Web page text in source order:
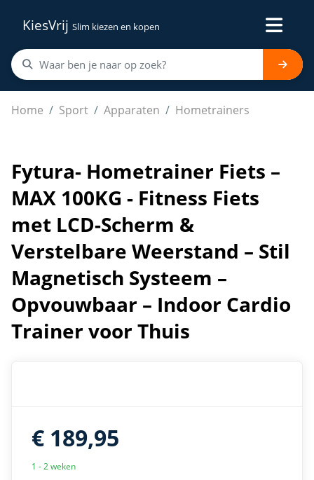
KiesVrij Slim kiezen en kopen
Home Sport Apparaten Hometrainers
Fytura- Hometrainer Fiets – MAX 100KG - Fitness
Fytura- Hometrainer Fiets –
MAX 100KG - Fitness Fiets
met LCD-Scherm &
Verstelbare Weerstand – Stil
Magnetisch Systeem –
Opvouwbaar – Indoor Cardio
Trainer voor Thuis
€ 189,95
1 - 2 weken